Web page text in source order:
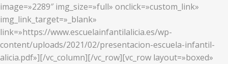
image=»2289″ img_size=»full» onclick=»custom_link»
img_link_target=»_blank»
link=»https://www.escuelainfantilalicia.es/wp-
content/uploads/2021/02/presentacion-escuela-infantil-
alicia.pdf»][/vc_column][/vc_row][vc_row layout=»boxed»